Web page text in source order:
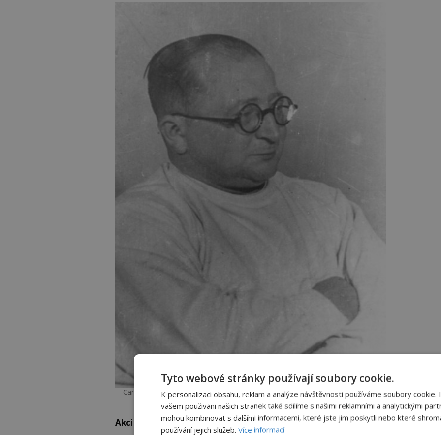
Carl Clauberg využívá ke sterilizaci přípravky firmy I. G. Farben. FOTO: Neznámý
autor/Creative Commons/CC BY-SA 3.0
Akci zvládne každý
Tyto webové stránky používají soubory cookie.
K personalizaci obsahu, reklam a analýze návštěvnosti používáme soubory cookie.
vašem používání našich stránek také sdílíme s našimi reklamními a analytickými
mohou kombinovat s dalšími informacemi, které jste jim poskytli nebo které
používání jejich služeb. Více informací